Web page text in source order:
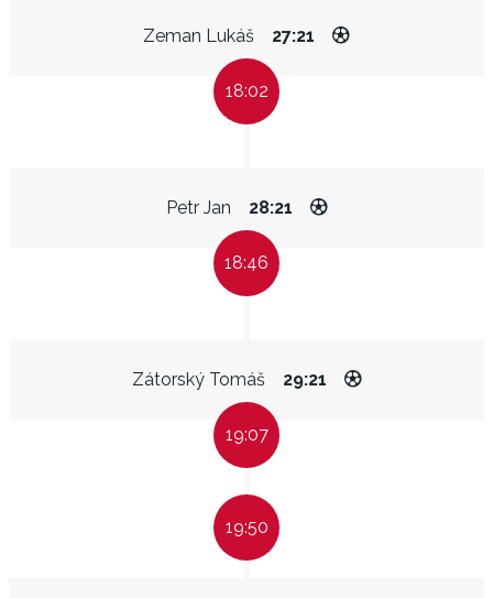
Zeman Lukáš 27:21
18:02
Petr Jan 28:21
18:46
Zátorský Tomáš 29:21
19:07
19:50